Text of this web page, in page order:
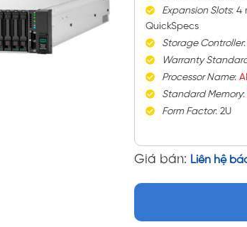
Expansion Slots: 4
QuickSpecs
Storage Controller:
Warranty
Processor Name:
Standard Memory:
Form Factor: 2U
Giá bán: Liên hệ